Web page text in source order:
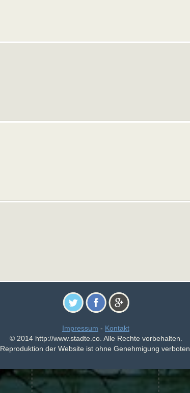
Impressum - Kontakt
© 2014 http://www.stadte.co. Alle Rechte vorbehalten.
Reproduktion der Website ist ohne Genehmigung verboten.